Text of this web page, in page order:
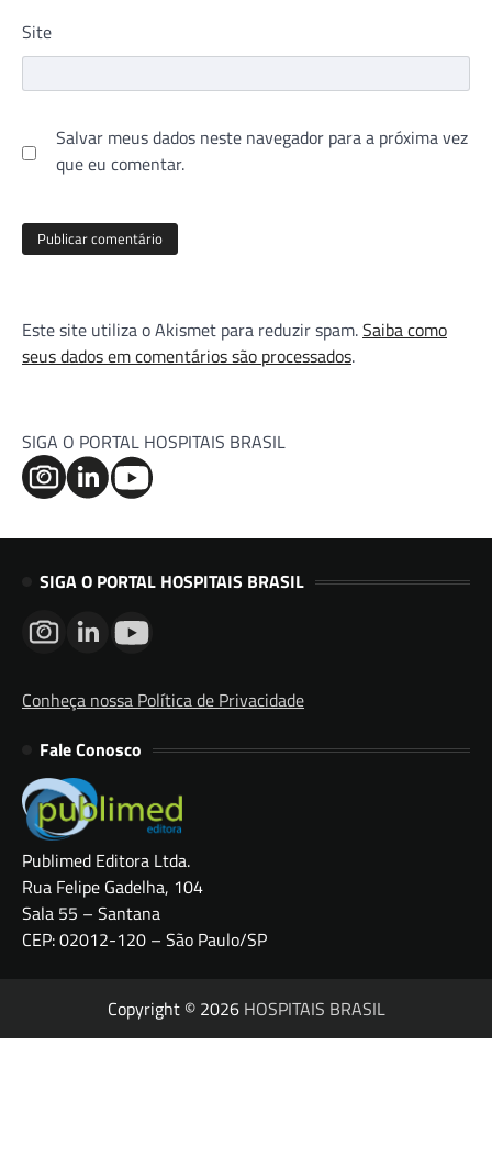
Site
Salvar meus dados neste navegador para a próxima vez
que eu comentar.
Este site utiliza o Akismet para reduzir spam.Saiba como
seus dados em comentários são processados.
SIGA O PORTAL HOSPITAIS BRASIL
SIGA O PORTAL HOSPITAIS BRASIL
Conheça nossa Política de Privacidade
Fale Conosco
Publimed Editora Ltda.
Rua Felipe Gadelha, 104
Sala 55 – Santana
CEP: 02012-120 – São Paulo/SP
Copyright © 2026 HOSPITAIS BRASIL